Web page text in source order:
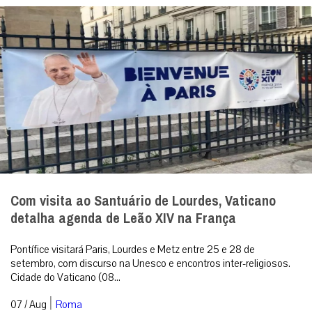
Com visita ao Santuário de Lourdes, Vaticano
detalha agenda de Leão XIV na França
Pontífice visitará Paris, Lourdes e Metz entre 25 e 28 de
setembro, com discurso na Unesco e encontros inter-religiosos.
Cidade do Vaticano (08...
07 / Aug | Roma